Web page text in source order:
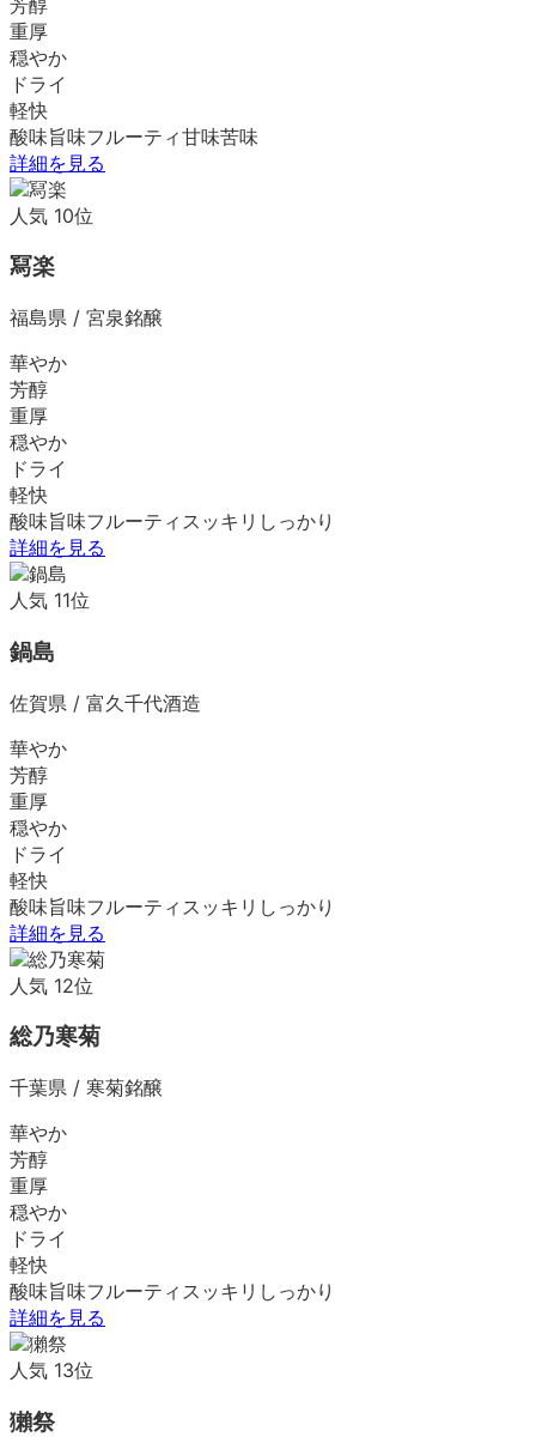
重厚
穏やか
ドライ
軽快
酸味旨味フルーティ甘味苦味
詳細を見る
人気 10位
冩楽
福島県 / 宮泉銘醸
華やか
芳醇
重厚
穏やか
ドライ
軽快
酸味旨味フルーティ スッキリ しっかり
詳細を見る
人気 11位
鍋島
佐賀県 / 富久千代酒造
華やか
芳醇
重厚
穏やか
ドライ
軽快
酸味旨味フルーティ スッキリ しっかり
詳細を見る
人気 12位
総乃寒菊
千葉県 / 寒菊銘醸
華やか
芳醇
重厚
穏やか
ドライ
軽快
酸味旨味フルーティ スッキリ しっかり
詳細を見る
人気 13位
獺祭